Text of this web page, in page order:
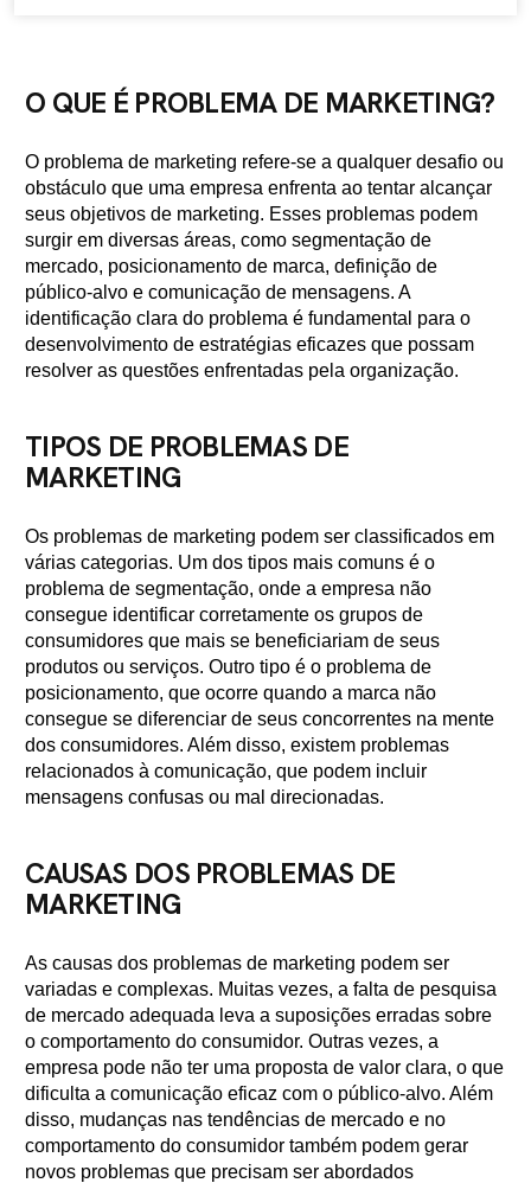
O QUE É PROBLEMA DE MARKETING?
O problema de marketing refere-se a qualquer desafio ou
obstáculo que uma empresa enfrenta ao tentar alcançar
seus objetivos de marketing. Esses problemas podem
surgir em diversas áreas, como segmentação de
mercado, posicionamento de marca, definição de
público-alvo e comunicação de mensagens. A
identificação clara do problema é fundamental para o
desenvolvimento de estratégias eficazes que possam
resolver as questões enfrentadas pela organização.
TIPOS DE PROBLEMAS DE
MARKETING
Os problemas de marketing podem ser classificados em
várias categorias. Um dos tipos mais comuns é o
problema de segmentação, onde a empresa não
consegue identificar corretamente os grupos de
consumidores que mais se beneficiariam de seus
produtos ou serviços. Outro tipo é o problema de
posicionamento, que ocorre quando a marca não
consegue se diferenciar de seus concorrentes na mente
dos consumidores. Além disso, existem problemas
relacionados à comunicação, que podem incluir
mensagens confusas ou mal direcionadas.
CAUSAS DOS PROBLEMAS DE
MARKETING
As causas dos problemas de marketing podem ser
variadas e complexas. Muitas vezes, a falta de pesquisa
de mercado adequada leva a suposições erradas sobre
o comportamento do consumidor. Outras vezes, a
empresa pode não ter uma proposta de valor clara, o que
dificulta a comunicação eficaz com o público-alvo. Além
disso, mudanças nas tendências de mercado e no
comportamento do consumidor também podem gerar
novos problemas que precisam ser abordados